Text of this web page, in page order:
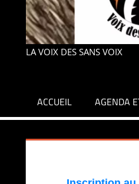
LA VOIX DES SANS VOIX
ACCUEIL AGENDA